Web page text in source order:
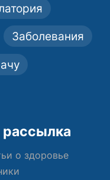
Заболевания
рассылка
о здоровье